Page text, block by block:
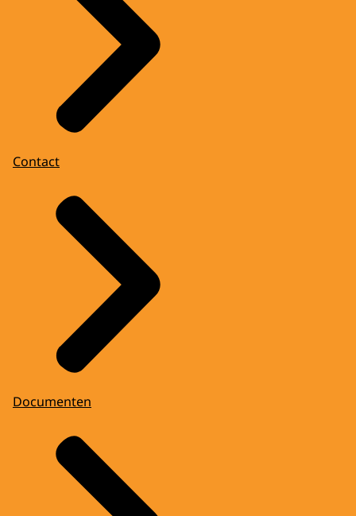
Contact
Documenten